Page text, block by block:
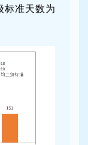
标准天数为